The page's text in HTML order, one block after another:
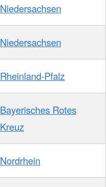
Niedersachsen
Niedersachsen
Rheinland-Pfalz
Bayerisches Rotes
Kreuz
Nordrhein